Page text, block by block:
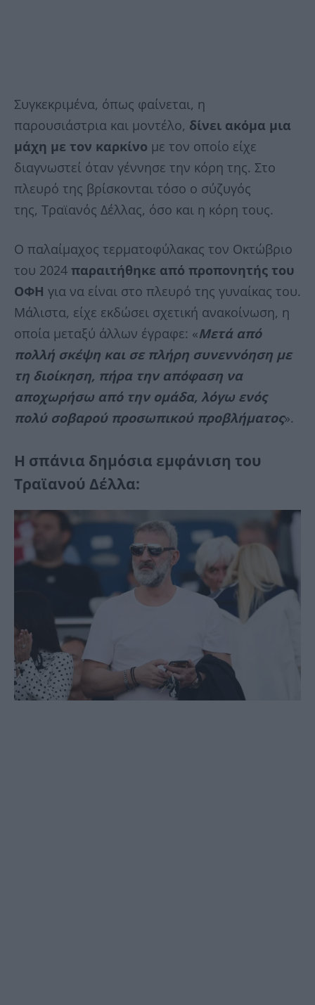
Συγκεκριμένα, όπως φαίνεται, η
παρουσιάστρια και μοντέλο, δίνει ακόμα μια
μάχη με τον καρκίνο με τον οποίο είχε
διαγνωστεί όταν γέννησε την κόρη της. Στο
πλευρό της βρίσκονται τόσο ο σύζυγός
της, Τραϊανός Δέλλας, όσο και η κόρη τους.
Ο παλαίμαχος τερματοφύλακας τον Οκτώβριο
του 2024 παραιτήθηκε από προπονητής του
ΟΦΗ για να είναι στο πλευρό της γυναίκας του.
Μάλιστα, είχε εκδώσει σχετική ανακοίνωση, η
οποία μεταξύ άλλων έγραφε: «Μετά από
πολλή σκέψη και σε πλήρη συνεννόηση με
τη διοίκηση, πήρα την απόφαση να
αποχωρήσω από την ομάδα, λόγω ενός
πολύ σοβαρού προσωπικού προβλήματος».
Η σπάνια δημόσια εμφάνιση του
Τραϊανού Δέλλα: